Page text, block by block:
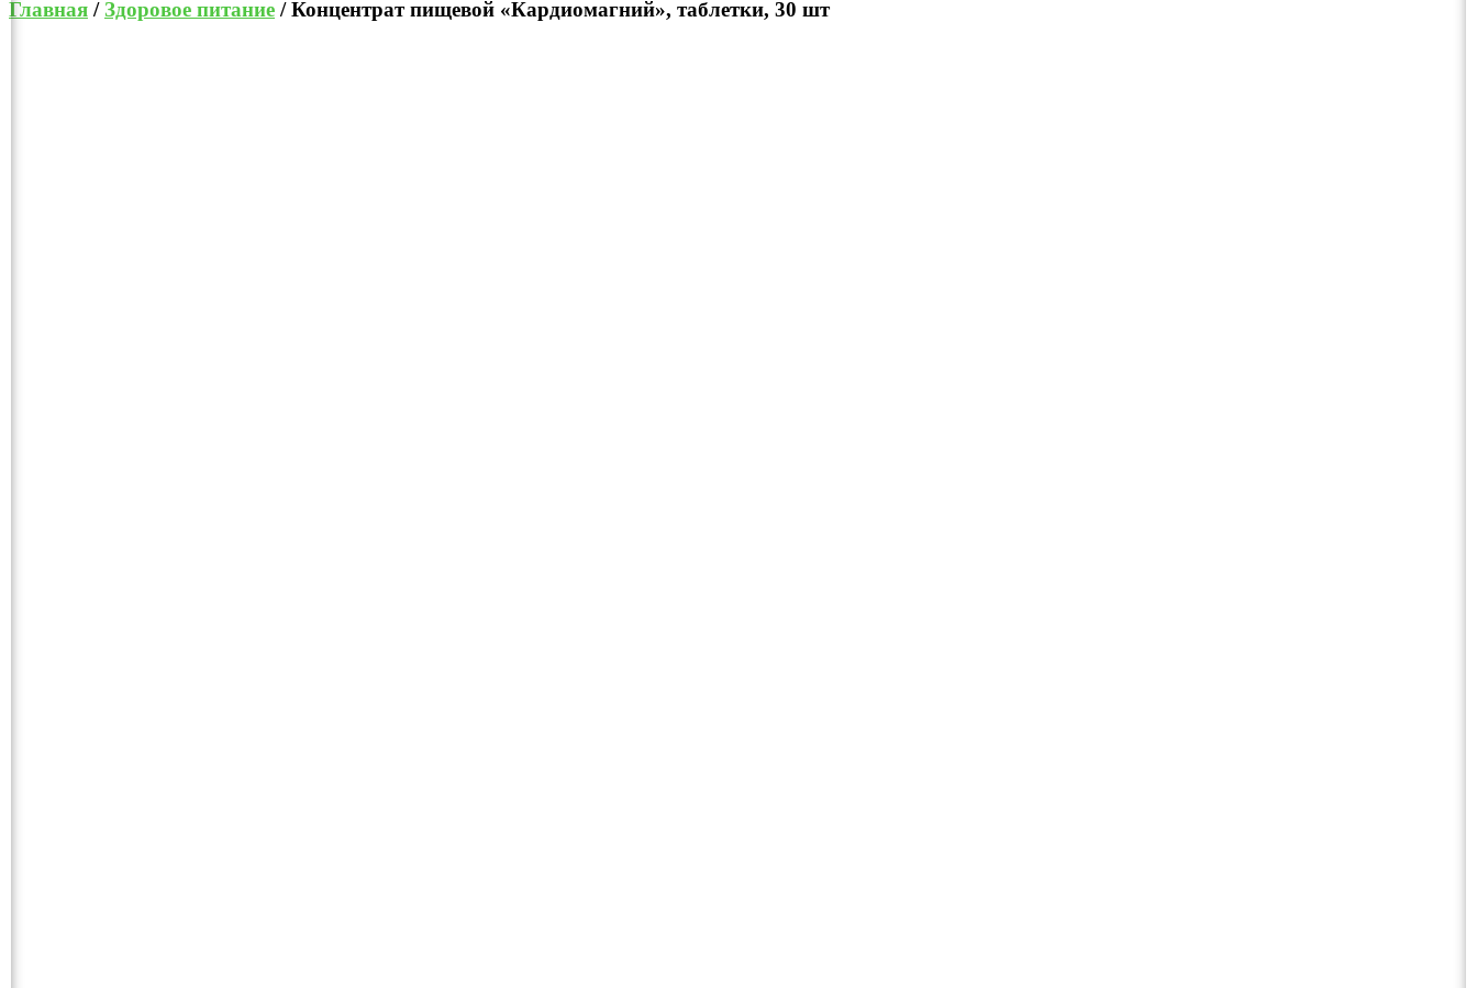
Главная / Здоровое питание / Концентрат пищевой «Кардиомагний», таблетки, 30 шт